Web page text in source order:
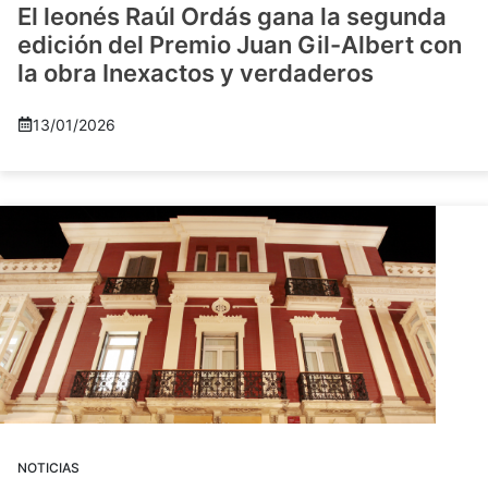
El leonés Raúl Ordás gana la segunda
edición del Premio Juan Gil-Albert con
la obra Inexactos y verdaderos
13/01/2026
NOTICIAS